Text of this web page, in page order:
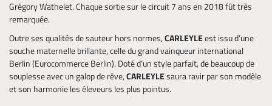
Grégory Wathelet. Chaque sortie sur le circuit 7 ans en 2018 fût très
remarquée.
Outre ses qualités de sauteur hors normes,CARLEYLEest issu d’une
souche maternelle brillante, celle du grand vainqueur international
Berlin (Eurocommerce Berlin). Doté d’un style parfait, de beaucoup de
souplesse avec un galop de rêve,CARLEYLEsaura ravir par son modèle
et son harmonie les éleveurs les plus pointus.